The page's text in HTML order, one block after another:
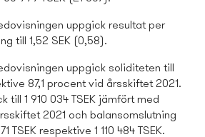
uppgick resultat per
till 1,52 SEK (0,58).
uppgick soliditeten till
87,1 procent vid årsskiftet 2021.
till 1 910 034 TSEK jämfört med
2021 och balansomslutning
TSEK respektive 1 110 484 TSEK.